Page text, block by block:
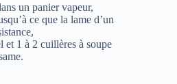
un panier vapeur,
ce que la lame d’un
et 1 à 2 cuillères à soupe